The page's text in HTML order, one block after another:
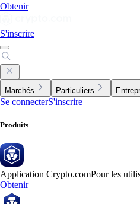
Obtenir
S'inscrire
Marchés Particuliers
Se connecterS'inscrire
Produits
Application Crypto.comPour les
Obtenir